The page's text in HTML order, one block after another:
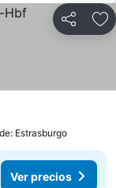
Compartir
Estrasburgo
Ver precios